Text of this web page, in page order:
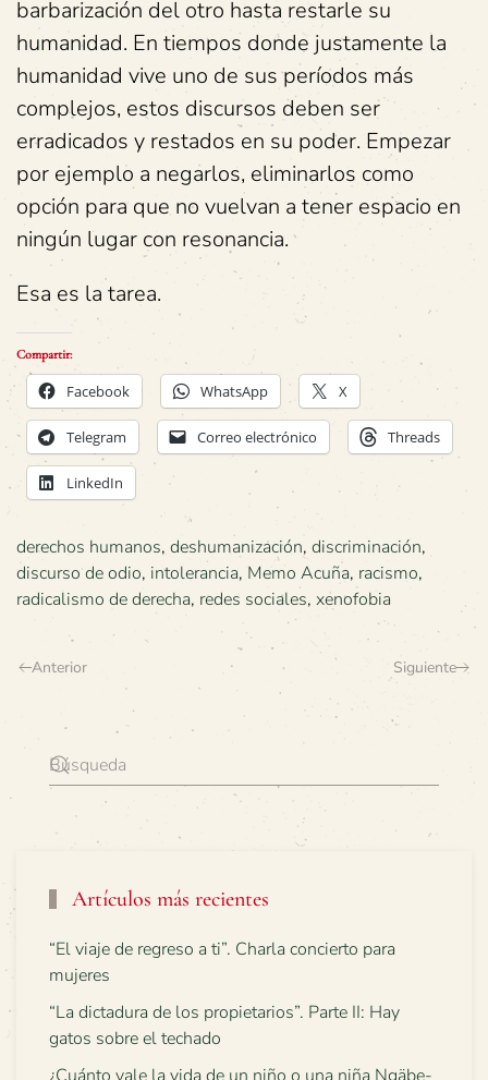
barbarización del otro hasta restarle su
humanidad. En tiempos donde justamente la
humanidad vive uno de sus períodos más
complejos, estos discursos deben ser
erradicados y restados en su poder. Empezar
por ejemplo a negarlos, eliminarlos como
opción para que no vuelvan a tener espacio en
ningún lugar con resonancia.
Esa es la tarea.
Compartir:
Facebook WhatsApp X
Telegram Correo electrónico Threads
LinkedIn
derechos humanos, deshumanización, discriminación,
discurso de odio, intolerancia, Memo Acuña, racismo,
radicalismo de derecha, redes sociales, xenofobia
Anterior Siguiente
Artículos más recientes
“El viaje de regreso a ti”. Charla concierto para
mujeres
“La dictadura de los propietarios”. Parte II: Hay
gatos sobre el techado